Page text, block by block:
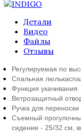
Детали
Видео
Файлы
Отзывы
Регулируемая по
Спальная люлька
Функция укачивания
Ветрозащитный
Ручка для
Съемный
сидение - 25/32 см,